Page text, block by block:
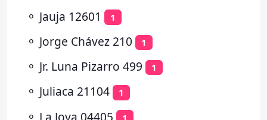
⚬ Jauja 12601 1
⚬ Jorge Chávez 210 1
⚬ Jr. Luna Pizarro 499 1
⚬ Juliaca 21104 1
⚬ La Joya 04405 1